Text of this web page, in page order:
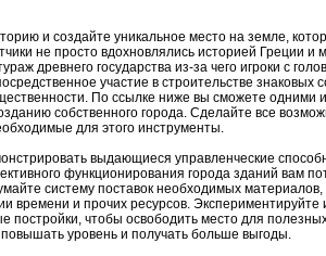
и создайте уникальное место на земле,
не просто вдохновлялись историей Греции
древнего государства из-за чего игроки с
участие в строительстве
По ссылке ниже вы сможете одними
собственного города. Сделайте все
для этого инструменты.
выдающиеся управленческие
функционирования города зданий вам
систему поставок необходимых
времени и прочих ресурсов. Экспериментируйте
постройки, чтобы освободить место для
уровень и получать больше выгоды.